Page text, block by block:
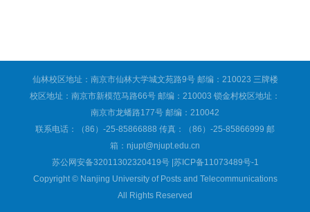
仙林校区地址：南京市仙林大学城文苑路9号 邮编：210023 三牌楼
校区地址：南京市新模范马路66号 邮编：210003 锁金村校区地址：
南京市龙蟠路177号 邮编：210042
联系电话：（86）-25-85866888 传真：（86）-25-85866999 邮
箱：njupt@njupt.edu.cn
苏公网安备32011302320419号 |苏ICP备11073489号-1
Copyright © Nanjing University of Posts and Telecommunications
All Rights Reserved